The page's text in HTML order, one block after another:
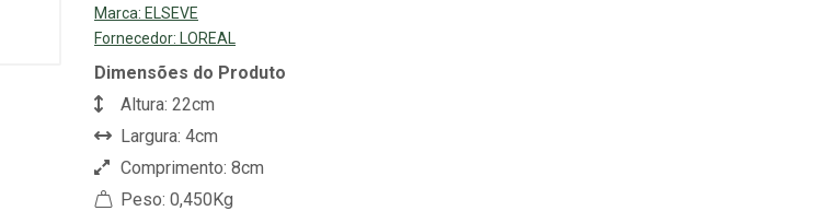
Marca: ELSEVE
Fornecedor:
LOREAL
Dimensões do Produto
Altura: 22cm
Largura: 4cm
Comprimento: 8cm
Peso: 0,450Kg